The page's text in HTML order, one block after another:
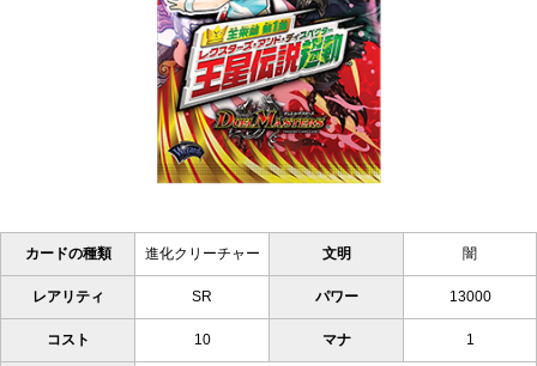
カードの種類 進化クリーチャー 文明 闇
レアリティ SR パワー 13000
コスト 10 マナ 1